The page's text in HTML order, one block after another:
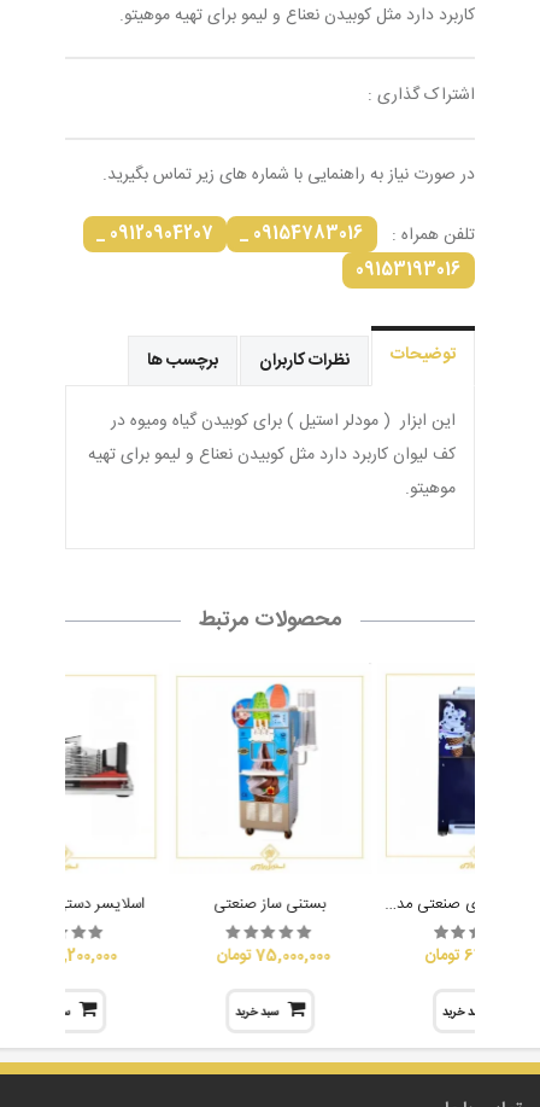
کاربرد دارد مثل کوبیدن نعناع و لیمو برای تهیه موهیتو.
اشتراک گذاری :
در صورت نیاز به راهنمایی با شماره های زیر تماس بگیرید.
تلفن همراه : 09154783016 _
09120904207 _
09153193016
توضیحات نظرات کاربران برچسب ها
این ابزار ( مودلر استیل ) برای کوبیدن گیاه ومیوه در
کف لیوان کاربرد دارد مثل کوبیدن نعناع و لیمو برای تهیه
موهیتو.
محصولات مرتبط
بستنی ساز رومیزی صنعتی مدل حرفه ای آستیاژ
67,000,000 تومان
سبد خرید
بستنی ساز صنعتی
75,000,000 تومان
سبد خرید
اسلایسر دستی گوجه Best
3,200,000 تومان
سبد خرید